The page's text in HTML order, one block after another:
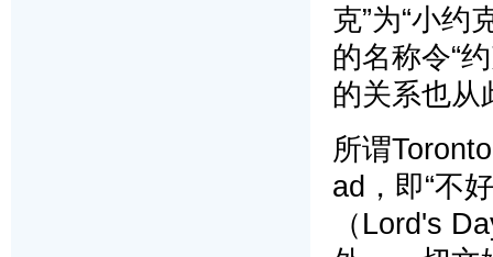
克”为“小约
的名称令“
的关系也从
所谓
ad，即“不
（Lord's